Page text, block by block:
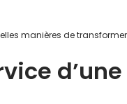
manières de